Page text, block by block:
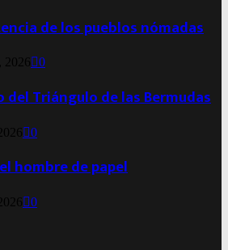
de los pueblos nómadas
2026 0
del Triángulo de las Bermudas
0
hombre de papel
0